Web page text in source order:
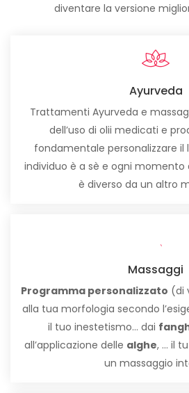
diventare la versione
Ayurveda
Trattamenti Ayurveda e
dell’uso di olii medicati e
fondamentale personalizzare il
individuo è a sè e ogni momento
è diverso da un altro
Massaggi
Programma personalizzato (di
alla tua morfologia secondo
il tuo inestetismo… dai
all’applicazione delle alghe, ... il
un massaggio